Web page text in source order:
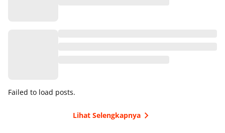
Failed to load posts.
Lihat Selengkapnya